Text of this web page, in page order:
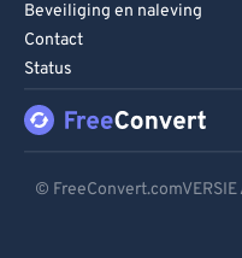
Beveiliging en naleving
Contact
Status
©